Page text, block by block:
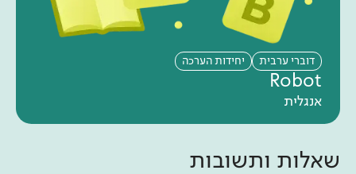
דוברי ערבית יחידות הערכה
Robot
אנגלית
שאלות ותשובות